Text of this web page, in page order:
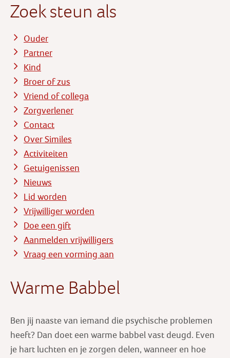
Zoek steun als
Ouder
Partner
Kind
Broer of zus
Vriend of collega
Zorgverlener
Contact
Over Similes
Activiteiten
Getuigenissen
Nieuws
Lid worden
Vrijwilliger worden
Doe een gift
Aanmelden vrijwilligers
Vraag een vorming aan
Warme Babbel
Ben jij naaste van iemand die psychische problemen
heeft? Dan doet een warme babbel vast deugd. Even
je hart luchten en je zorgen delen, wanneer en hoe